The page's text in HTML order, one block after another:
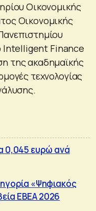
Οικονομικής
Οικονομικής
Intelligent Finance
της ακαδημαϊκής
τεχνολογίας
0,045 ευρώ ανά
«Ψηφιακός
ΕΒΕΑ 2026